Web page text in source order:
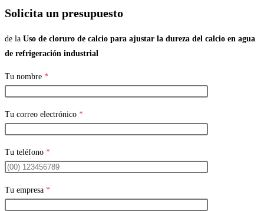
Solicita un presupuesto
de la Uso de cloruro de calcio para ajustar la dureza del calcio en agua
de refrigeración industrial
Tu nombre *
Tu correo electrónico *
Tu teléfono *
Tu empresa *